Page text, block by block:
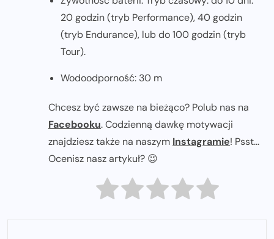
20 godzin (tryb Performance), 40 godzin
(tryb Endurance), lub do 100 godzin (tryb
Tour).
Wodoodporność: 30 m
Chcesz być zawsze na bieżąco? Polub nas na
Facebooku. Codzienną dawkę motywacji
znajdziesz także na naszym Instagramie! Psst...
Ocenisz nasz artykuł? 😉